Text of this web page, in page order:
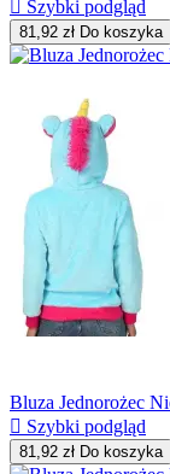
Szybki podgląd
81,92 zł Do koszyka
Bluza Jednorożec
 Szybki podgląd
81,92 zł Do koszyka